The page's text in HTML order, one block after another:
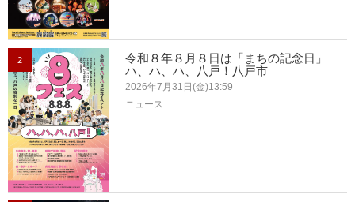
2
令和８年８月８日は「まちの記念日」
ハ、ハ、ハ、八戸！八戸市
2026年7月31日(金)13:59
ニュース